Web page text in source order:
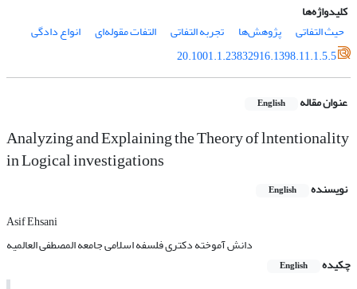
کلیدواژه‌ها
حیث التفاتی
پژوهش‌ها تجربه التفاتی التفات مقوله‌ای
انواع دادگی
20.1001.1.23832916.1398.11.1.5.5
عنوان مقاله English
Analyzing and Explaining the Theory of lntentionality
in Logical investigations
نویسنده English
Asif Ehsani
دانش آموخته دکتری فلسفه اسلامی جامعه المصطفی العالمیه
چکیده
English